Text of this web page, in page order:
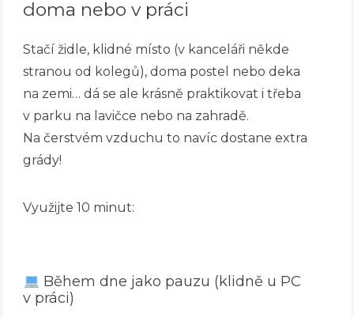
doma nebo v práci
Stačí židle, klidné místo (v kanceláři někde
stranou od kolegů), doma postel nebo deka
na zemi… dá se ale krásně praktikovat i třeba
v parku na lavičce nebo na zahradě.
Na čerstvém vzduchu to navíc dostane extra
grády!
Využijte 10 minut:
Během dne jako pauzu (klidně u PC
v práci)